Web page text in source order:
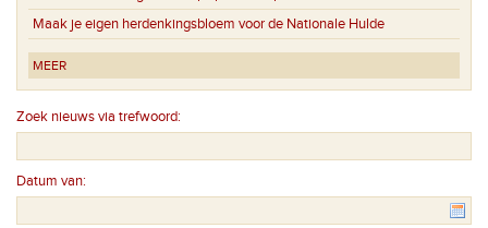
Maak je eigen herdenkingsbloem voor de Nationale Hulde
MEER
Zoek nieuws via trefwoord:
Datum van: